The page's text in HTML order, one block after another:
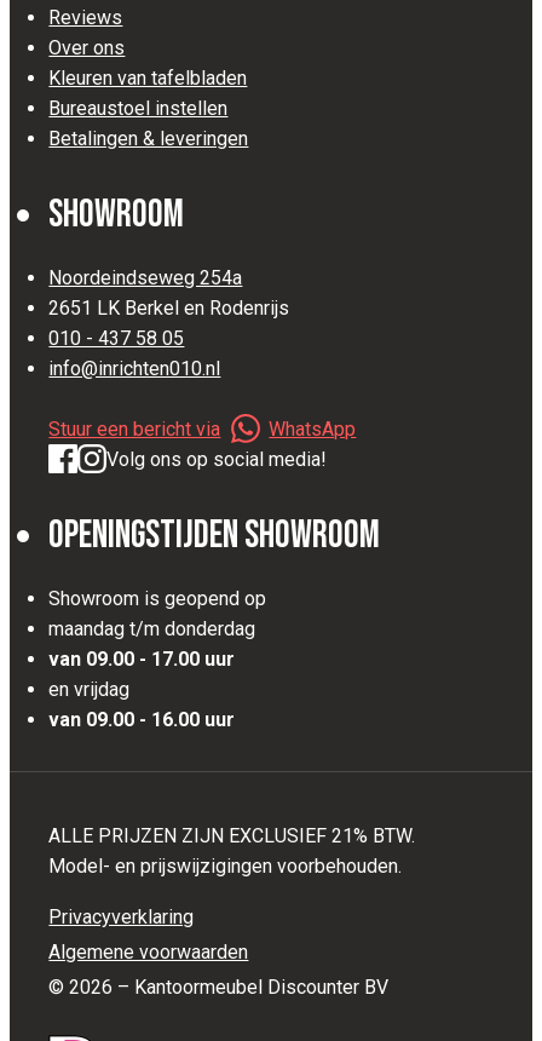
Reviews
Over ons
Kleuren van tafelbladen
Bureaustoel instellen
Betalingen & leveringen
Showroom
Noordeindseweg 254a
2651 LK Berkel en Rodenrijs
010 - 437 58 05
info@inrichten010.nl
Stuur een bericht via
WhatsApp
Volg ons op social media!
Openingstijden Showroom
Showroom is geopend op
maandag t/m donderdag
van 09.00 - 17.00 uur
en vrijdag
van 09.00 - 16.00 uur
ALLE PRIJZEN ZIJN EXCLUSIEF 21% BTW.
Model- en prijswijzigingen voorbehouden.
Privacyverklaring
Algemene voorwaarden
© 2026 – Kantoormeubel Discounter BV